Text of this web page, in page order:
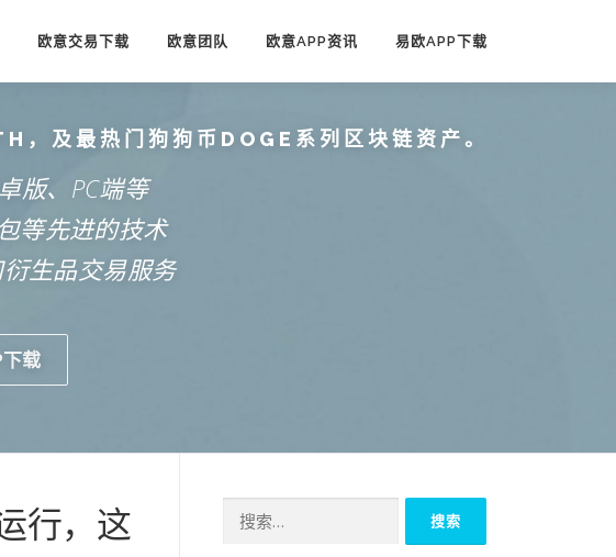
欧意交易下载 欧意团队 欧意APP资讯 易欧APP下载
，及最热门狗狗币DOGE系列区块链资产。
版、PC端等
等先进的技术
生品交易服务
载
行，这
索：